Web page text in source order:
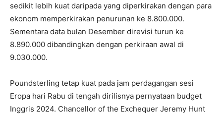
sedikit lebih kuat daripada yang diperkirakan dengan para
ekonom memperkirakan penurunan ke 8.800.000.
Sementara data bulan Desember direvisi turun ke
8.890.000 dibandingkan dengan perkiraan awal di
9.030.000.
Poundsterling tetap kuat pada jam perdagangan sesi
Eropa hari Rabu di tengah dirilisnya pernyataan budget
Inggris 2024. Chancellor of the Exchequer Jeremy Hunt